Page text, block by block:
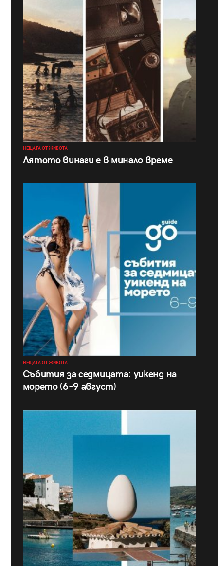
НЕЩАТА ОТ ЖИВОТА
Лятото винаги е в минало време
НЕЩАТА ОТ ЖИВОТА
Събития за седмицата: уикенд на
морето (6–9 август)